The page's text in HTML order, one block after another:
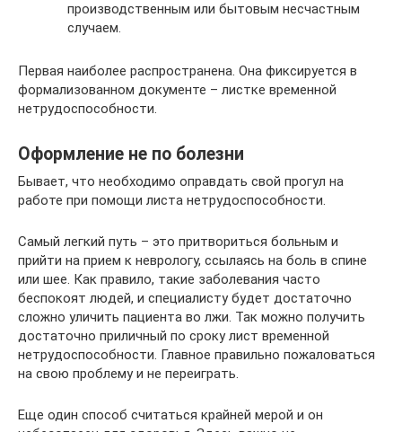
производственным или бытовым несчастным
случаем.
Первая наиболее распространена. Она фиксируется в
формализованном документе – листке временной
нетрудоспособности.
Оформление не по болезни
Бывает, что необходимо оправдать свой прогул на
работе при помощи листа нетрудоспособности.
Самый легкий путь – это притвориться больным и
прийти на прием к неврологу, ссылаясь на боль в спине
или шее. Как правило, такие заболевания часто
беспокоят людей, и специалисту будет достаточно
сложно уличить пациента во лжи. Так можно получить
достаточно приличный по сроку лист временной
нетрудоспособности. Главное правильно пожаловаться
на свою проблему и не переиграть.
Еще один способ считаться крайней мерой и он